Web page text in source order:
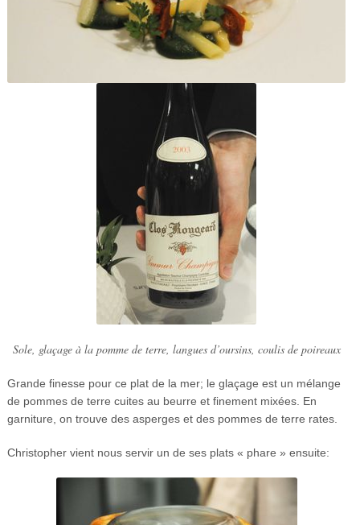
Sole, glaçage à la pomme de terre, langues d’oursins, coulis de poireaux
Grande finesse pour ce plat de la mer; le glaçage est un mélange
de pommes de terre cuites au beurre et finement mixées. En
garniture, on trouve des asperges et des pommes de terre rates.
Christopher vient nous servir un de ses plats « phare » ensuite: